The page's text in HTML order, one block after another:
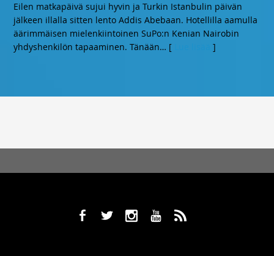
Eilen matkapäivä sujui hyvin ja Turkin Istanbulin päivän
jälkeen illalla sitten lento Addis Abebaan. Hotellilla aamulla
äärimmäisen mielenkiintoinen SuPo:n Kenian Nairobin
yhdyshenkilön tapaaminen. Tänään… [ ]
b a x r ,